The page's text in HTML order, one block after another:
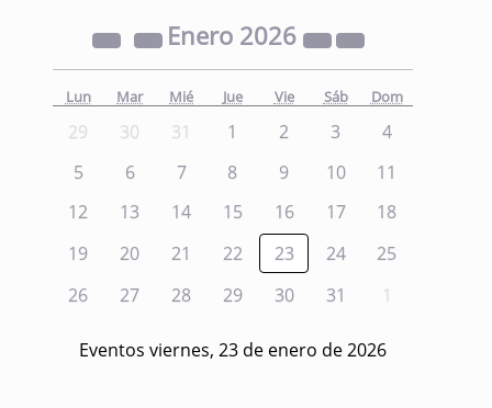
Enero 2026
Lun Mar Mié Jue Vie Sáb Dom
29 30 31 1 2 3
4
5
6 7 8 9 10
11
12
13 14 15 16 17
18
19
20 21 22 23 24
25
26
27 28 29 30 31 1
Eventos viernes, 23 de enero de 2026